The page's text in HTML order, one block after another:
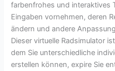
farbenfrohes und interaktives
Eingaben vornehmen, deren
ändern und andere
Dieser virtuelle Radsimulator
dem Sie unterschiedliche
erstellen können, expire Sie